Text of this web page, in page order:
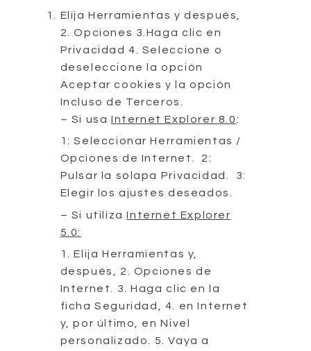
Elija Herramientas y después,
2. Opciones 3.Haga clic en
Privacidad 4. Seleccione o
deseleccione la opción
Aceptar cookies y la opción
Incluso de Terceros.
– Si usa Internet Explorer 8.0:
1: Seleccionar Herramientas /
Opciones de Internet. 2:
Pulsar la solapa Privacidad. 3:
Elegir los ajustes deseados.
– Si utilizaInternet Explorer
5.0:
1. Elija Herramientas y,
después, 2. Opciones de
Internet. 3. Haga clic en la
ficha Seguridad, 4. en Internet
y, por último, en Nivel
personalizado. 5. Vaya a